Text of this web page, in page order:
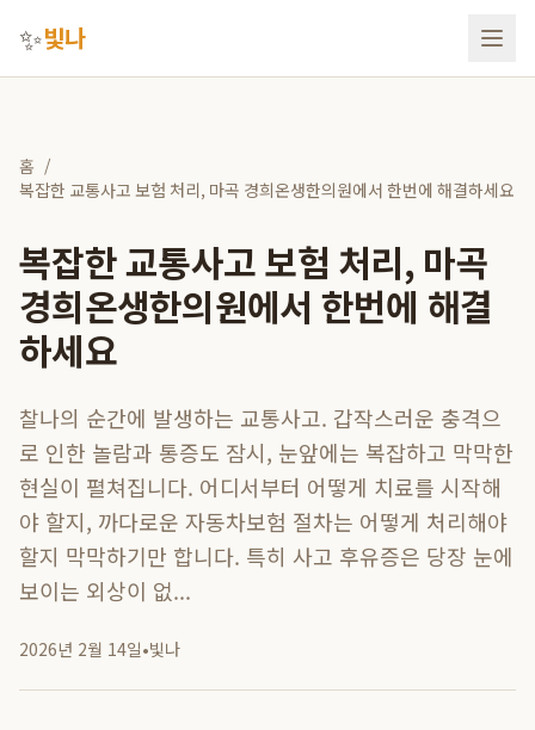
✨빛나
홈 /
복잡한 교통사고 보험 처리, 마곡 경희온생한의원에서 한번에 해결하세요
복잡한 교통사고 보험 처리, 마곡
경희온생한의원에서 한번에 해결
하세요
찰나의 순간에 발생하는 교통사고. 갑작스러운 충격으
로 인한 놀람과 통증도 잠시, 눈앞에는 복잡하고 막막한
현실이 펼쳐집니다. 어디서부터 어떻게 치료를 시작해
야 할지, 까다로운 자동차보험 절차는 어떻게 처리해야
할지 막막하기만 합니다. 특히 사고 후유증은 당장 눈에
보이는 외상이 없...
2026년 2월 14일•빛나